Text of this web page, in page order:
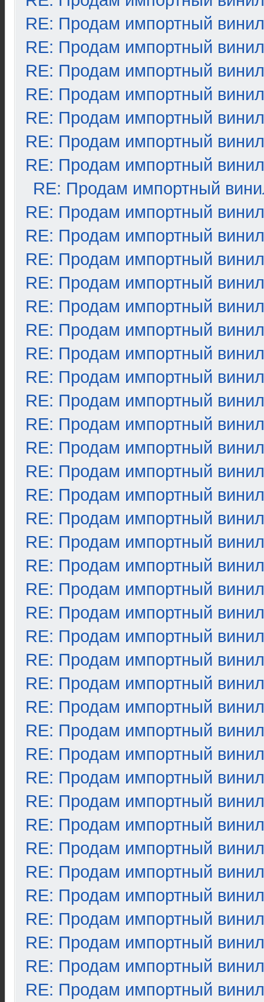
RE: Продам импортный винил
RE: Продам импортный винил
RE: Продам импортный винил
RE: Продам импортный винил
RE: Продам импортный винил
RE: Продам импортный винил
RE: Продам импортный винил
RE: Продам импортный
RE: Продам импортный винил
RE: Продам импортный винил
RE: Продам импортный винил
RE: Продам импортный винил
RE: Продам импортный винил
RE: Продам импортный винил
RE: Продам импортный винил
RE: Продам импортный винил
RE: Продам импортный винил
RE: Продам импортный винил
RE: Продам импортный винил
RE: Продам импортный винил
RE: Продам импортный винил
RE: Продам импортный винил
RE: Продам импортный винил
RE: Продам импортный винил
RE: Продам импортный винил
RE: Продам импортный винил
RE: Продам импортный винил
RE: Продам импортный винил
RE: Продам импортный винил
RE: Продам импортный винил
RE: Продам импортный винил
RE: Продам импортный винил
RE: Продам импортный винил
RE: Продам импортный винил
RE: Продам импортный винил
RE: Продам импортный винил
RE: Продам импортный винил
RE: Продам импортный винил
RE: Продам импортный винил
RE: Продам импортный винил
RE: Продам импортный винил
RE: Продам импортный винил